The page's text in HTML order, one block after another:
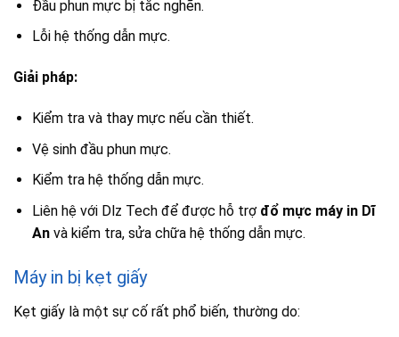
Đầu phun mực bị tắc nghẽn.
Lỗi hệ thống dẫn mực.
Giải pháp:
Kiểm tra và thay mực nếu cần thiết.
Vệ sinh đầu phun mực.
Kiểm tra hệ thống dẫn mực.
Liên hệ với Dlz Tech để được hỗ trợ đổ mực máy in Dĩ
Anvà kiểm tra, sửa chữa hệ thống dẫn mực.
Máy in bị kẹt giấy
Kẹt giấy là một sự cố rất phổ biến, thường do: